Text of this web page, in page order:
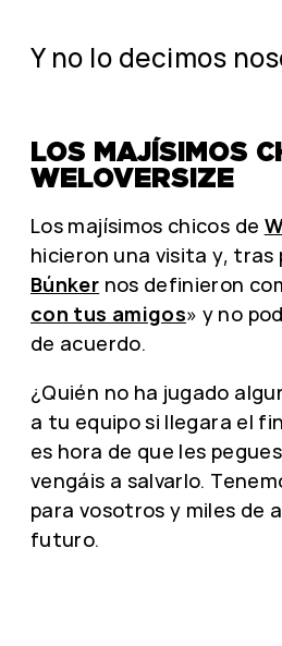
Y no lo decimos
LOS MAJÍSIMOS
WELOVERSIZE
Los majísimos chicos de
hicieron una visita y,
Búnker nos definieron
con tus amigos» y no
de acuerdo.
¿Quién no ha jugado
a tu equipo si llegara el
es hora de que les
vengáis a salvarlo.
para vosotros y miles de
futuro.